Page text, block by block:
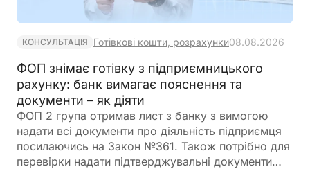
КОНСУЛЬТАЦІЯ Готівкові кошти, розрахунки08.08.2026
ФОП знімає готівку з підприємницького
рахунку: банк вимагає пояснення та
документи – як діяти
ФОП 2 група отримав лист з банку з вимогою
надати всі документи про діяльність підприємця
посилаючись на Закон №361. Також потрібно для
перевірки надати підтверджувальні документи